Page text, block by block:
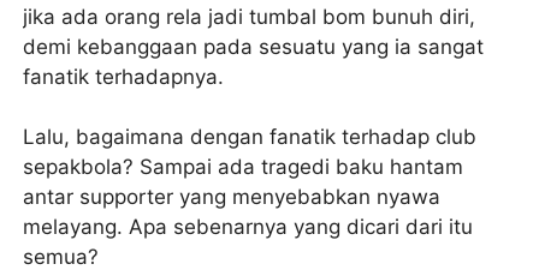
jika ada orang rela jadi tumbal bom bunuh diri,
demi kebanggaan pada sesuatu yang ia sangat
fanatik terhadapnya.
Lalu, bagaimana dengan fanatik terhadap club
sepakbola? Sampai ada tragedi baku hantam
antar supporter yang menyebabkan nyawa
melayang. Apa sebenarnya yang dicari dari itu
semua?